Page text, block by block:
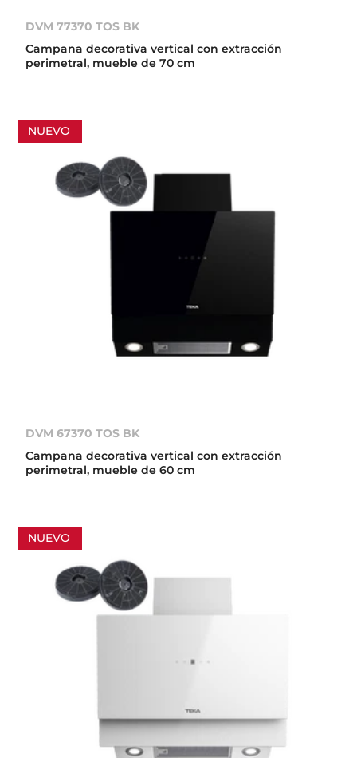
DVM 77370 TOS BK
Campana decorativa vertical con extracción
perimetral, mueble de 70 cm
NUEVO
DVM 67370 TOS BK
Campana decorativa vertical con extracción
perimetral, mueble de 60 cm
NUEVO